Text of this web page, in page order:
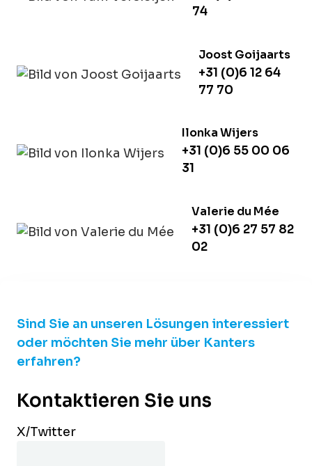
74
Joost Goijaarts
+31 (0)6 12 64
77 70
Ilonka Wijers
+31 (0)6 55 00 06
31
Valerie du Mée
+31 (0)6 27 57 82
02
Sind Sie an unseren Lösungen interessiert
oder möchten Sie mehr über Kanters
erfahren?
Kontaktieren Sie uns
X/Twitter